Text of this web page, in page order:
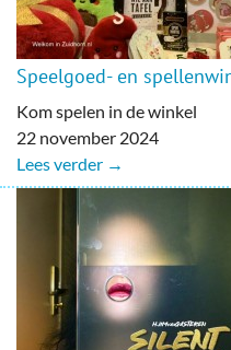
Speelgoed- en
Kom spelen in de winkel
22 november 2024
Lees verder →